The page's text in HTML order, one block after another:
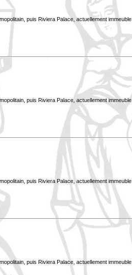
puis Riviera Palace, actuellement immeuble
puis Riviera Palace, actuellement immeuble
puis Riviera Palace, actuellement immeuble
puis Riviera Palace, actuellement immeuble